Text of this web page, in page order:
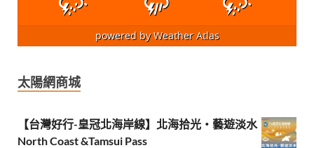
powered byWeather Atlas
太陽網商城
【台灣好行-皇冠北海岸線】北海拾光・藝遊淡水
North Coast &Tamsui Pass